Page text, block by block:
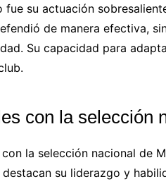
fue su actuación
de manera efectiva,
Su capacidad para
con la selección
la selección nacional de
su liderazgo y